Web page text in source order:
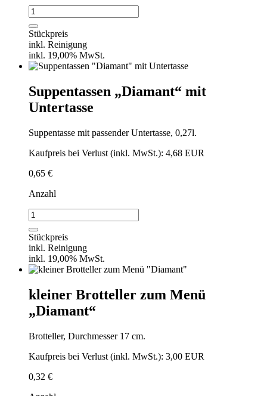
Kaffeetasse
"Diamant"
mit
Untertasse
Menge
Stückpreis
inkl. Reinigung
inkl. 19,00% MwSt.
Suppentassen „Diamant“ mit
Untertasse
Suppentasse mit passender Untertasse, 0,27l.
Kaufpreis bei Verlust (inkl. MwSt.): 4,68 EUR
0,65 €
Anzahl
Suppentassen
"Diamant"
mit
Untertasse
Menge
Stückpreis
inkl. Reinigung
inkl. 19,00% MwSt.
kleiner Brotteller zum Menü
„Diamant“
Brotteller, Durchmesser 17 cm.
Kaufpreis bei Verlust (inkl. MwSt.): 3,00 EUR
0,32 €